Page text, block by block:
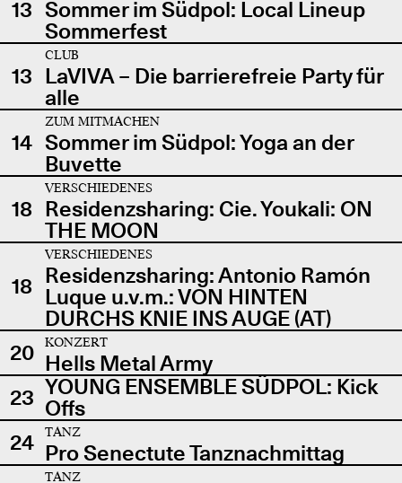
13 Sommer im Südpol: Local Lineup
Sommerfest
13
CLUB
LaVIVA – Die barrierefreie Party für
alle
14
ZUM MITMACHEN
Sommer im Südpol: Yoga an der
Buvette
18
VERSCHIEDENES
Residenzsharing: Cie. Youkali: ON
THE MOON
18
VERSCHIEDENES
Residenzsharing: Antonio Ramón
Luque u.v.m.: VON HINTEN
DURCHS KNIE INS AUGE (AT)
20
KONZERT
Hells Metal Army
23 YOUNG ENSEMBLE SÜDPOL: Kick
Offs
24
TANZ
Pro Senectute Tanznachmittag
TANZ